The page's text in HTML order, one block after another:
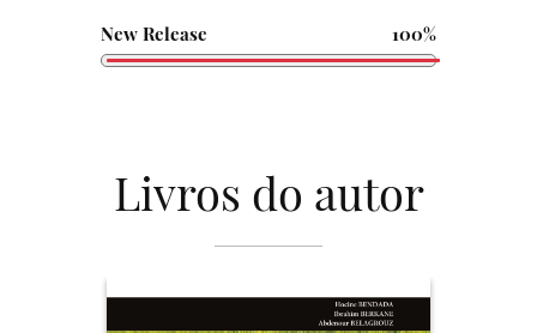
New Release 100%
Livros do autor